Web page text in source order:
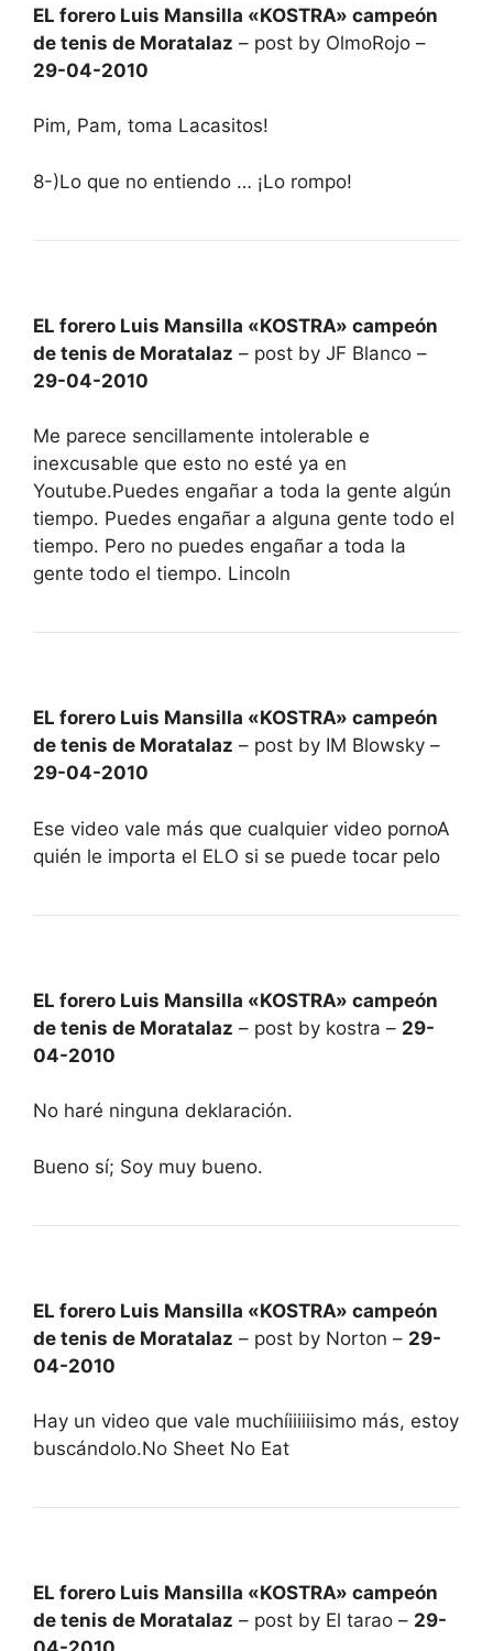
EL forero Luis Mansilla «KOSTRA» campeón
de tenis de Moratalaz – post by OlmoRojo –
29-04-2010
Pim, Pam, toma Lacasitos!
8-)Lo que no entiendo … ¡Lo rompo!
EL forero Luis Mansilla «KOSTRA» campeón
de tenis de Moratalaz – post by JF Blanco –
29-04-2010
Me parece sencillamente intolerable e
inexcusable que esto no esté ya en
Youtube.Puedes engañar a toda la gente algún
tiempo. Puedes engañar a alguna gente todo el
tiempo. Pero no puedes engañar a toda la
gente todo el tiempo. Lincoln
EL forero Luis Mansilla «KOSTRA» campeón
de tenis de Moratalaz – post by IM Blowsky –
29-04-2010
Ese video vale más que cualquier video pornoA
quién le importa el ELO si se puede tocar pelo
EL forero Luis Mansilla «KOSTRA» campeón
de tenis de Moratalaz – post by kostra – 29-
04-2010
No haré ninguna deklaración.
Bueno sí; Soy muy bueno.
EL forero Luis Mansilla «KOSTRA» campeón
de tenis de Moratalaz – post by Norton – 29-
04-2010
Hay un video que vale muchíiiiiiisimo más, estoy
buscándolo.No Sheet No Eat
EL forero Luis Mansilla «KOSTRA» campeón
de tenis de Moratalaz – post by El tarao – 29-